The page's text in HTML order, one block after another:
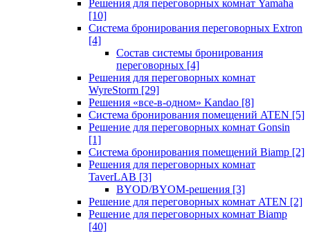
Решения для переговорных комнат Yamaha
[10]
Система бронирования переговорных Extron
[4]
Состав системы бронирования
переговорных [4]
Решения для переговорных комнат
WyreStorm [29]
Решения «все-в-одном» Kandao [8]
Система бронирования помещений ATEN [5]
Решение для переговорных комнат Gonsin
[1]
Система бронирования помещений Biamp [2]
Решения для переговорных комнат
TaverLAB [3]
BYOD/BYOM-решения [3]
Решение для переговорных комнат ATEN [2]
Решение для переговорных комнат Biamp
[40]